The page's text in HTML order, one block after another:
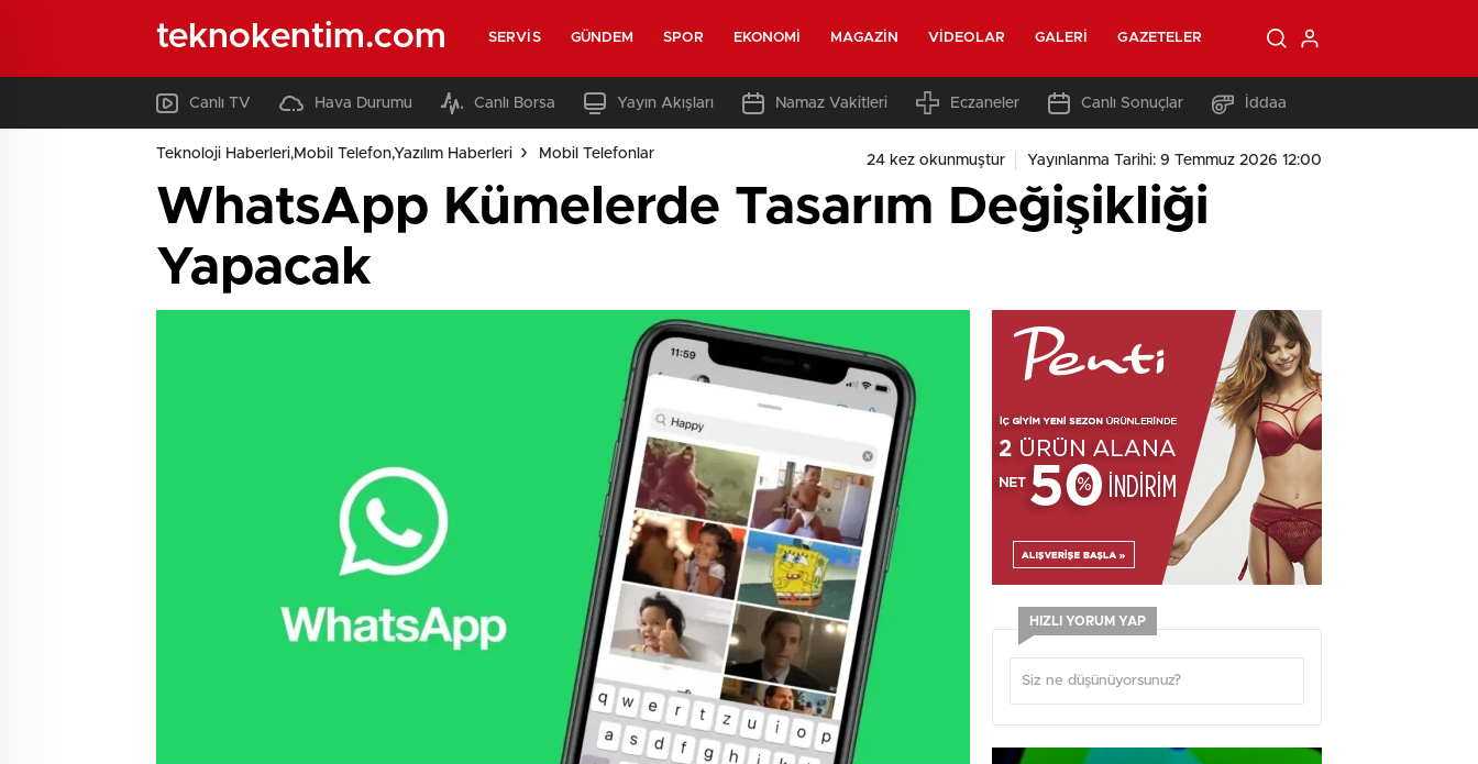
teknokentim.com SERVIS GÜNDEM SPOR EKONOMI MAGAZIN VIDEOLAR GALERI GAZETELER
Canlı TV Hava Durumu Canlı Borsa Yayın Akışları Namaz Vakitleri Eczaneler Canlı Sonuçlar İddaa
Teknoloji Haberleri,Mobil Telefon,Yazılım Haberleri Mobil Telefonlar 24 kez okunmuştur Yayınlanma Tarihi: 9 Temmuz 2026 12:00
WhatsApp Kümelerde Tasarım Değişikliği
Yapacak
HIZLI YORUM YAP